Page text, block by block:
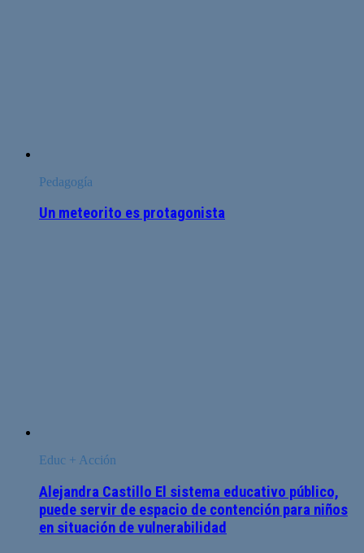
Pedagogía
Un meteorito es protagonista
Educ + Acción
Alejandra Castillo El sistema educativo público,
puede servir de espacio de contención para niños
en situación de vulnerabilidad